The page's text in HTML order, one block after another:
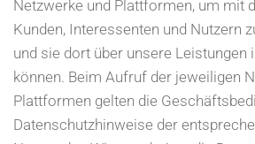
Netzwerke und Plattformen, um mit
Kunden, Interessenten und Nutzern
und sie dort über unsere Leistungen
können. Beim Aufruf der jeweiligen
Plattformen gelten die
Datenschutzhinweise der